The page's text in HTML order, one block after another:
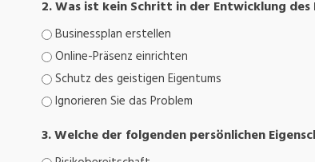
2. Was ist kein Schritt in der Entwicklung
Businessplan erstellen
Online-Präsenz einrichten
Schutz des geistigen Eigentums
Ignorieren Sie das Problem
3. Welche der folgenden persönlichen